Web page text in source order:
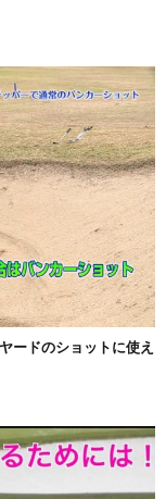
ードのショットに使え